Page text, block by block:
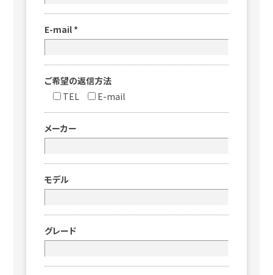
E-mail *
ご希望の返信方法
TEL
E-mail
メーカー
モデル
グレード